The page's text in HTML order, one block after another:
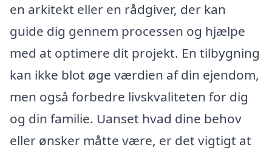
en arkitekt eller en rådgiver, der kan
guide dig gennem processen og hjælpe
med at optimere dit projekt. En tilbygning
kan ikke blot øge værdien af din ejendom,
men også forbedre livskvaliteten for dig
og din familie. Uanset hvad dine behov
eller ønsker måtte være, er det vigtigt at